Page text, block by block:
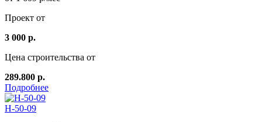
Проект от
3 000 р.
Цена строительства от
289.800 р.
Подробнее
Н-50-09